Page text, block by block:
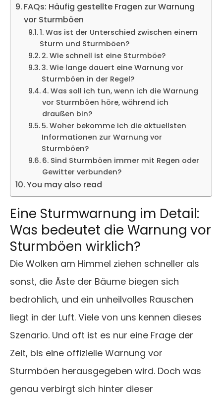
FAQs: Häufig gestellte Fragen zur Warnung
vor Sturmböen
1. Was ist der Unterschied zwischen einem
Sturm und Sturmböen?
2. Wie schnell ist eine Sturmböe?
3. Wie lange dauert eine Warnung vor
Sturmböen in der Regel?
4. Was soll ich tun, wenn ich die Warnung
vor Sturmböen höre, während ich
draußen bin?
5. Woher bekomme ich die aktuellsten
Informationen zur Warnung vor
Sturmböen?
6. Sind Sturmböen immer mit Regen oder
Gewitter verbunden?
You may also read
Eine Sturmwarnung im Detail:
Was bedeutet die Warnung vor
Sturmböen wirklich?
Die Wolken am Himmel ziehen schneller als
sonst, die Äste der Bäume biegen sich
bedrohlich, und ein unheilvolles Rauschen
liegt in der Luft. Viele von uns kennen dieses
Szenario. Und oft ist es nur eine Frage der
Zeit, bis eine offizielle Warnung vor
Sturmböen herausgegeben wird. Doch was
genau verbirgt sich hinter dieser